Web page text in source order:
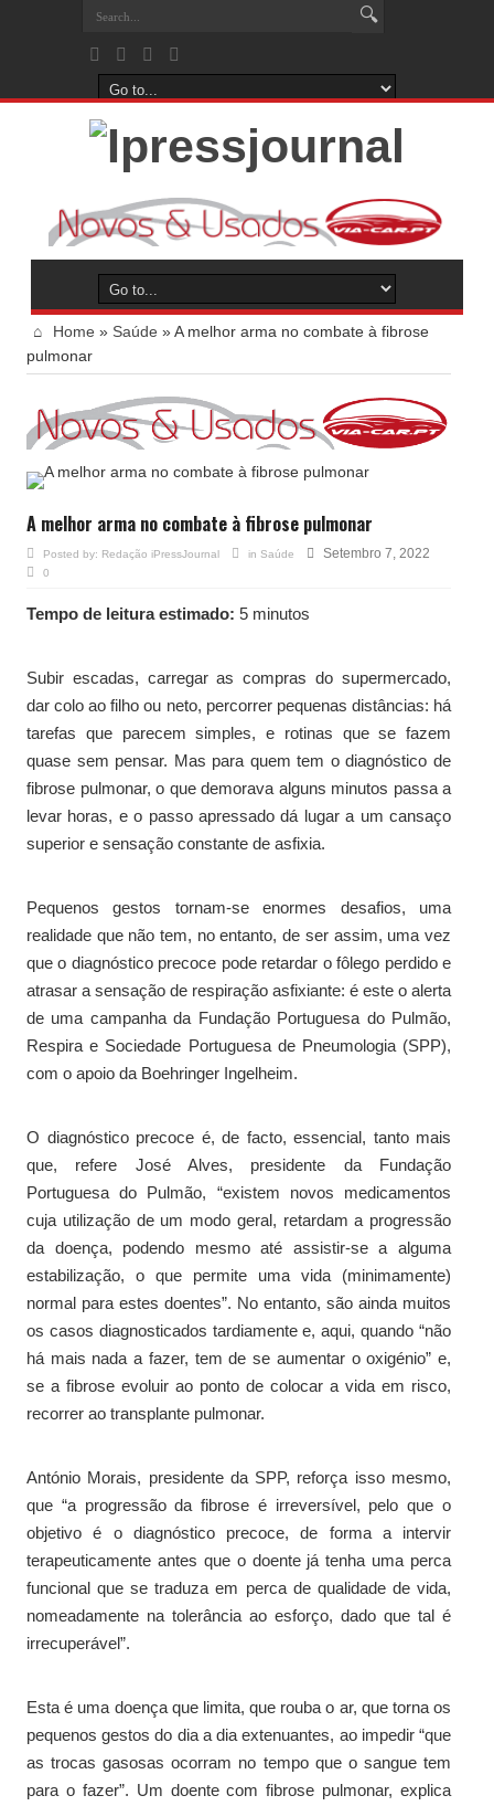
Home » Saúde »A melhor arma no combate à fibrose
pulmonar
A melhor arma no combate à fibrose pulmonar
Posted by: Redação iPressJournal in Saúde Setembro 7, 2022
0
Tempo de leitura estimado: 5 minutos
Subir escadas, carregar as compras do supermercado,
dar colo ao filho ou neto, percorrer pequenas distâncias: há
tarefas que parecem simples, e rotinas que se fazem
quase sem pensar. Mas para quem tem o diagnóstico de
fibrose pulmonar, o que demorava alguns minutos passa a
levar horas, e o passo apressado dá lugar a um cansaço
superior e sensação constante de asfixia.
Pequenos gestos tornam-se enormes desafios, uma
realidade que não tem, no entanto, de ser assim, uma vez
que o diagnóstico precoce pode retardar o fôlego perdido e
atrasar a sensação de respiração asfixiante: é este o alerta
de uma campanha da Fundação Portuguesa do Pulmão,
Respira e Sociedade Portuguesa de Pneumologia (SPP),
com o apoio da Boehringer Ingelheim.
O diagnóstico precoce é, de facto, essencial, tanto mais
que, refere José Alves, presidente da Fundação
Portuguesa do Pulmão, “existem novos medicamentos
cuja utilização de um modo geral, retardam a progressão
da doença, podendo mesmo até assistir-se a alguma
estabilização, o que permite uma vida (minimamente)
normal para estes doentes”. No entanto, são ainda muitos
os casos diagnosticados tardiamente e, aqui, quando “não
há mais nada a fazer, tem de se aumentar o oxigénio” e,
se a fibrose evoluir ao ponto de colocar a vida em risco,
recorrer ao transplante pulmonar.
António Morais, presidente da SPP, reforça isso mesmo,
que “a progressão da fibrose é irreversível, pelo que o
objetivo é o diagnóstico precoce, de forma a intervir
terapeuticamente antes que o doente já tenha uma perca
funcional que se traduza em perca de qualidade de vida,
nomeadamente na tolerância ao esforço, dado que tal é
irrecuperável”.
Esta é uma doença que limita, que rouba o ar, que torna os
pequenos gestos do dia a dia extenuantes, ao impedir “que
as trocas gasosas ocorram no tempo que o sangue tem
para o fazer”. Um doente com fibrose pulmonar, explica